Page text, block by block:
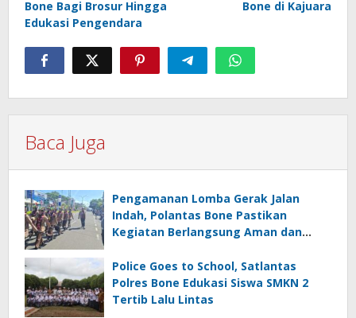
Bone Bagi Brosur Hingga
Edukasi Pengendara
Bone di Kajuara
Baca Juga
Pengamanan Lomba Gerak Jalan
Indah, Polantas Bone Pastikan
Kegiatan Berlangsung Aman dan
Police Goes to School, Satlantas
Polres Bone Edukasi Siswa SMKN 2
Tertib Lalu Lintas